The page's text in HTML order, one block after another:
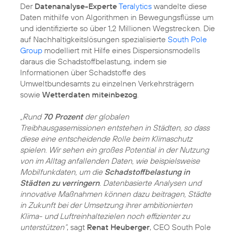
Der Datenanalyse-ExperteTeralytics wandelte diese
Daten mithilfe von Algorithmen in Bewegungsflüsse um
und identifizierte so über 1,2 Millionen Wegstrecken. Die
auf Nachhaltigkeitslösungen spezialisierte South Pole
Group modelliert mit Hilfe eines Dispersionsmodells
daraus die Schadstoffbelastung, indem sie
Informationen über Schadstoffe des
Umweltbundesamts zu einzelnen Verkehrsträgern
sowie Wetterdaten miteinbezog
„Rund 70 Prozentder globalen
Treibhausgasemissionen entstehen in Städten, so dass
diese eine entscheidende Rolle beim Klimaschutz
spielen. Wir sehen ein großes Potential in der Nutzung
von im Alltag anfallenden Daten, wie beispielsweise
Mobilfunkdaten, um die Schadstoffbelastung in
Städten zu verringern. Datenbasierte Analysen und
innovative Maßnahmen können dazu beitragen, Städte
in Zukunft bei der Umsetzung ihrer ambitionierten
Klima- und Luftreinhaltezielen noch effizienter zu
unterstützen“, sagt Renat Heuberger, CEO South Pole